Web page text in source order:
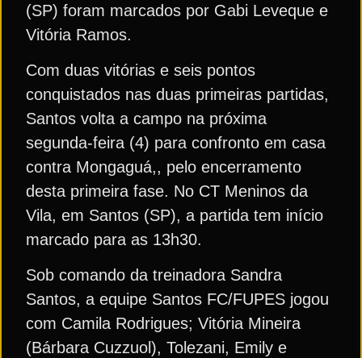
(SP) foram marcados por Gabi Leveque e
Vitória Ramos.
Com duas vitórias e seis pontos
conquistados nas duas primeiras partidas,
Santos volta a campo na próxima
segunda-feira (4) para confronto em casa
contra Mongaguá,, pelo encerramento
desta primeira fase. No CT Meninos da
Vila, em Santos (SP), a partida tem início
marcado para as 13h30.
Sob comando da treinadora Sandra
Santos, a equipe Santos FC/FUPES jogou
com Camila Rodrigues; Vitória Mineira
(Bárbara Cuzzuol), Tolezani, Emily e